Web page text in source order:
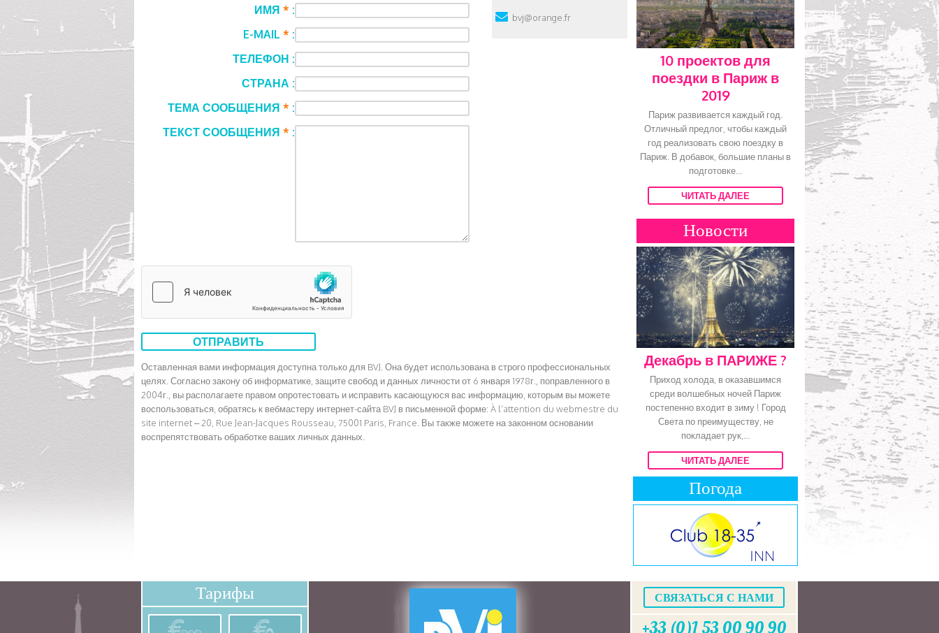
bvj@orange.fr
ИМЯ * :
E-MAIL * :
ТЕЛЕФОН :
СТРАНА :
ТЕМА СООБЩЕНИЯ * :
ТЕКСТ СООБЩЕНИЯ * :
Оставленная вами информация доступна только для BVJ. Она будет использована в строго профессиональных
целях. Согласно закону об информатике, защите свобод и данных личности от 6 января 1978г., поправленного в
2004г., вы располагаете правом опротестовать и исправить касающуюся вас информацию, которым вы можете
воспользоваться, обратясь к вебмастеру интернет-сайта BVJ в письменной форме: À l’attention du webmestre du
site internet – 20, Rue Jean-Jacques Rousseau, 75001 Paris, France. Вы также можете на законном основании
воспрепятствовать обработке ваших личных данных.
10 проектов для
поездки в Париж в
2019
Париж развивается каждый год.
Отличный предлог, чтобы каждый
год реализовать свою поездку в
Париж. В добавок, большие планы в
подготовке...
ЧИТАТЬ ДАЛЕЕ
Новости
Декабрь в ПАРИЖЕ ?
Приход холода, в оказавшимся
среди волшебных ночей Париж
постепенно входит в зиму ! Город
Света по преимуществу, не
покладает рук,...
ЧИТАТЬ ДАЛЕЕ
Погода
Тарифы СВЯЗАТЬСЯ С НАМИ
+33 (0)1 53 00 90 90